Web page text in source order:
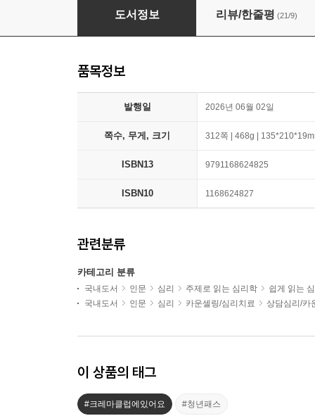
오늘도 강박과 살아갑니다
도서정보 리뷰/한줄평 (21/9)
품목정보
발행일 2026년 06월 02일
쪽수, 무게, 크기 312쪽 | 468g |
ISBN13 9791168624825
ISBN10 1168624827
관련분류
카테고리 분류
국내도서 인문 심리 주제로 읽는 심리학
쉽게 읽는
국내도서
인문 심리 카운셀링/심리치료 상담심리/카
이 상품의 태그
#크레마클럽에있어요 #청년패스